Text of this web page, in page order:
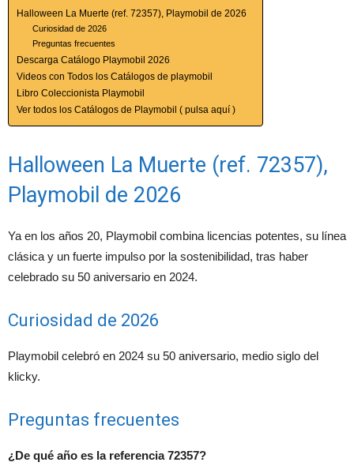
Halloween La Muerte (ref. 72357), Playmobil de 2026
Curiosidad de 2026
Preguntas frecuentes
Descarga Catálogo Playmobil 2026
Videos con Todos los Catálogos de playmobil
Libro Coleccionista Playmobil
Ver todos los Catálogos de Playmobil ( pulsa aquí )
Halloween La Muerte (ref. 72357),
Playmobil de 2026
Ya en los años 20, Playmobil combina licencias potentes, su línea
clásica y un fuerte impulso por la sostenibilidad, tras haber
celebrado su 50 aniversario en 2024.
Curiosidad de 2026
Playmobil celebró en 2024 su 50 aniversario, medio siglo del
klicky.
Preguntas frecuentes
¿De qué año es la referencia 72357?